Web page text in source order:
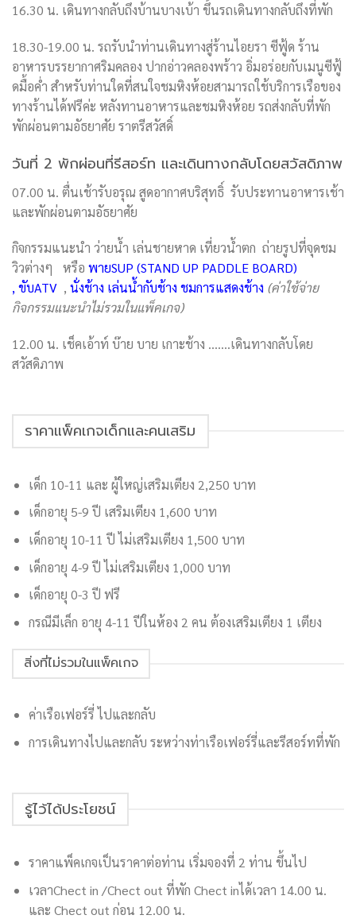
16.30 น. เดินทางกลับถึงบ้านบางเบ้า ขึ้นรถเดินทางกลับถึงที่พัก
18.30-19.00 น. รถรับนำท่านเดินทางสู่ร้านไอยรา ซีฟู้ด ร้าน
อาหารบรรยากาศริมคลอง ปากอ่าวคลองพร้าว อิ่มอร่อยกับเมนูซีฟู้
ดมื้อค่ำ สำหรับท่านใดที่สนใจชมหิงห้อยสามารถใช้บริการเรือของ
ทางร้านได้ฟรีค่ะ หลังทานอาหารและชมหิงห้อย รถส่งกลับที่พัก
พักผ่อนตามอัธยาศัย ราตรีสวัสดิ์
วันที่ 2 พักผ่อนที่รีสอร์ท และเดินทางกลับโดยสวัสดิภาพ
07.00 น. ตื่นเช้ารับอรุณ สูดอากาศบริสุทธิ์ รับประทานอาหารเช้า
และพักผ่อนตามอัธยาศัย
กิจกรรมแนะนำ ว่ายน้ำ เล่นชายหาด เที่ยวน้ำตก ถ่ายรูปที่จุดชม
วิวต่างๆ หรือ พายSUP (STAND UP PADDLE BOARD)
,ขับATV , นั่งช้าง เล่นน้ำกับช้าง ชมการแสดงช้าง (ค่าใช้จ่าย
กิจกรรมแนะนำไม่รวมในแพ็คเกจ)
12.00 น. เช็คเอ้าท์ บ๊าย บาย เกาะช้าง …….เดินทางกลับโดย
สวัสดิภาพ
ราคาแพ็คเกจเด็กและคนเสริม
เด็ก 10-11 และ ผู้ใหญ่เสริมเตียง 2,250 บาท
เด็กอายุ 5-9 ปี เสริมเตียง 1,600 บาท
เด็กอายุ 10-11 ปี ไม่เสริมเตียง 1,500 บาท
เด็กอายุ 4-9 ปี ไม่เสริมเตียง 1,000 บาท
เด็กอายุ 0-3 ปี ฟรี
กรณีมีเล็ก อายุ 4-11 ปีในห้อง 2 คน ต้องเสริมเตียง 1 เตียง
สิ่งที่ไม่รวมในแพ็คเกจ
ค่าเรือเฟอร์รี่ ไปและกลับ
การเดินทางไปและกลับ ระหว่างท่าเรือเฟอร์รี่และรีสอร์ทที่พัก
รู้ไว้ได้ประโยชน์
ราคาแพ็คเกจเป็นราคาต่อท่าน เริ่มจองที่ 2 ท่าน ขึ้นไป
เวลาChect in /Chect out ที่พัก Chect inได้เวลา 14.00 น.
และ Chect out ก่อน 12.00 น.